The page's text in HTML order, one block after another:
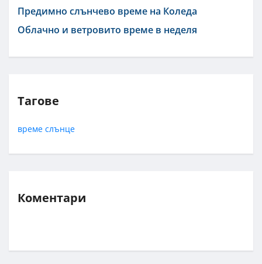
Предимно слънчево време на Коледа
Облачно и ветровито време в неделя
Тагове
време слънце
Коментари